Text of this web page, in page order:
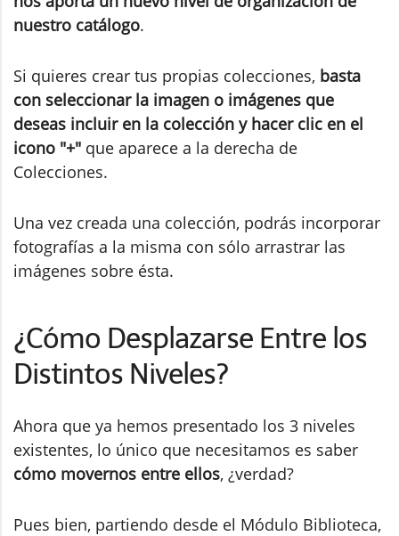
nuestro catálogo.
Si quieres crear tus propias colecciones, basta
con seleccionar la imagen o imágenes que
deseas incluir en la colección y hacer clic en el
icono "+" que aparece a la derecha de
Colecciones.
Una vez creada una colección, podrás incorporar
fotografías a la misma con sólo arrastrar las
imágenes sobre ésta.
¿Cómo Desplazarse Entre los
Distintos Niveles?
Ahora que ya hemos presentado los 3 niveles
existentes, lo único que necesitamos es saber
cómo movernos entre ellos, ¿verdad?
Pues bien, partiendo desde el Módulo Biblioteca,